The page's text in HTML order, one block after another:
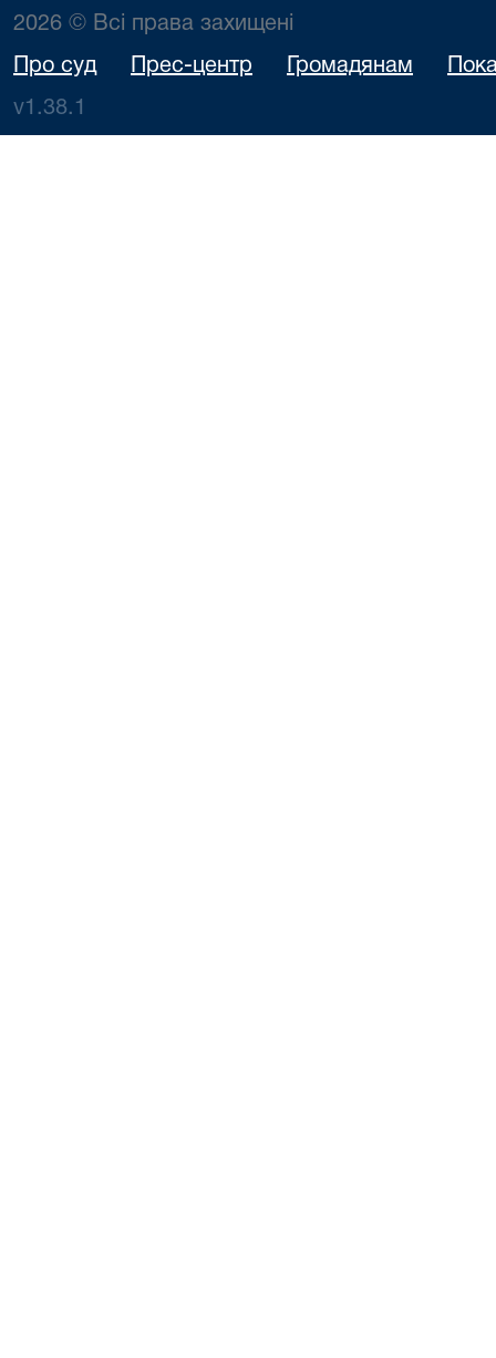
2026 © Всі права захищені
Про суд Прес-центр Громадянам
v1.38.1